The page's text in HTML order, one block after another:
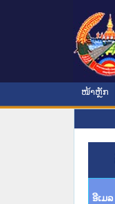
ໜ້າຫຼັກ
ອີເມລ